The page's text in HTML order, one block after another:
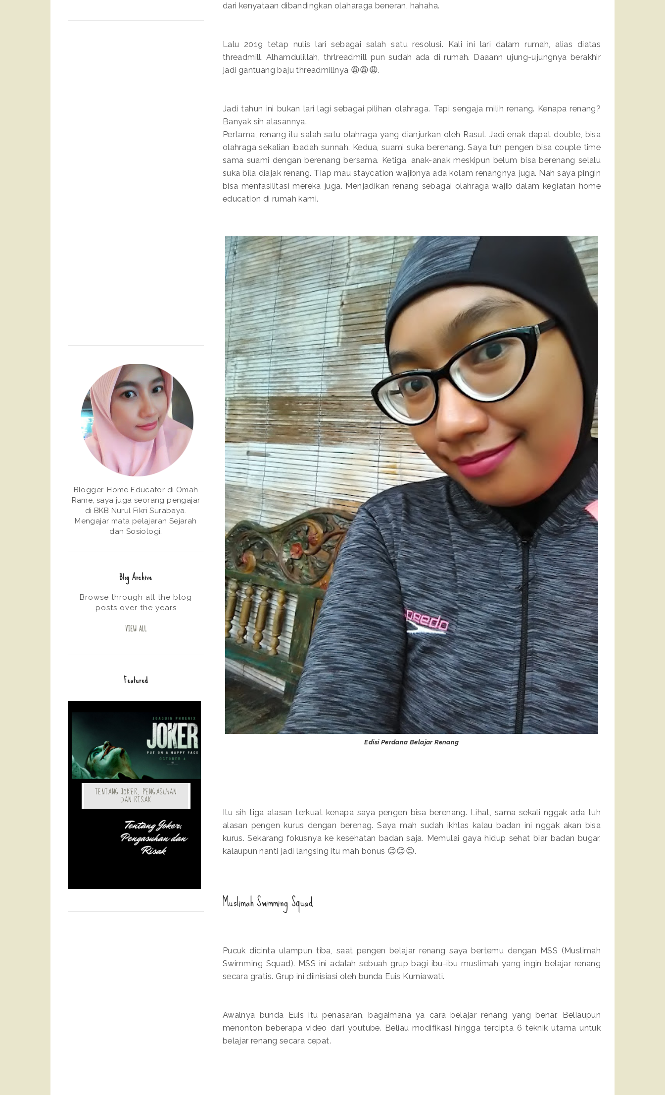
dari kenyataan dibandingkan olaharaga beneran, hahaha.
Lalu 2019 tetap nulis lari sebagai salah satu resolusi. Kali ini lari dalam rumah, alias diatas
threadmill. Alhamdulillah, thrlreadmill pun sudah ada di rumah. Daaann ujung-ujungnya berakhir
jadi gantuang baju threadmillnya 😩😩😩.
Jadi tahun ini bukan lari lagi sebagai pilihan olahraga. Tapi sengaja milih renang. Kenapa renang?
Banyak sih alasannya.
Pertama, renang itu salah satu olahraga yang dianjurkan oleh Rasul. Jadi enak dapat double, bisa
olahraga sekalian ibadah sunnah. Kedua, suami suka berenang. Saya tuh pengen bisa couple time
sama suami dengan berenang bersama. Ketiga, anak-anak meskipun belum bisa berenang selalu
suka bila diajak renang. Tiap mau staycation wajibnya ada kolam renangnya juga. Nah saya pingin
bisa menfasilitasi mereka juga. Menjadikan renang sebagai olahraga wajib dalam kegiatan home
education di rumah kami.
Edisi Perdana Belajar Renang
Itu sih tiga alasan terkuat kenapa saya pengen bisa berenang. Lihat, sama sekali nggak ada tuh
alasan pengen kurus dengan berenag. Saya mah sudah ikhlas kalau badan ini nggak akan bisa
kurus. Sekarang fokusnya ke kesehatan badan saja. Memulai gaya hidup sehat biar badan bugar,
kalaupun nanti jadi langsing itu mah bonus 😊😊😊.
Muslimah Swimming Squad
Pucuk dicinta ulampun tiba, saat pengen belajar renang saya bertemu dengan MSS (Muslimah
Swimming Squad). MSS ini adalah sebuah grup bagi ibu-ibu muslimah yang ingin belajar renang
secara gratis. Grup ini diinisiasi oleh bunda Euis Kurniawati.
Awalnya bunda Euis itu penasaran, bagaimana ya cara belajar renang yang benar. Beliaupun
menonton beberapa video dari youtube. Beliau modifikasi hingga tercipta 6 teknik utama untuk
belajar renang secara cepat.
Blogger. Home Educator di Omah
Rame, saya juga seorang pengajar
di BKB Nurul Fikri Surabaya.
Mengajar mata pelajaran Sejarah
dan Sosiologi.
Blog Archive
Browse through all the blog
posts over the years
VIEW ALL
Featured
TENTANG JOKER, PENGASUHAN
DAN RISAK